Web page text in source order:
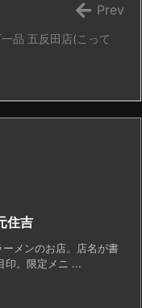
品 五反田店(こって
Prev
住吉
メンのお店。店名が書
印。限定メニ ...